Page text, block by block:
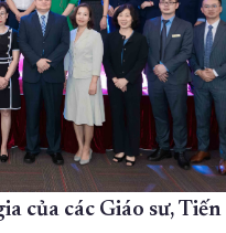
của các Giáo sư, Tiến